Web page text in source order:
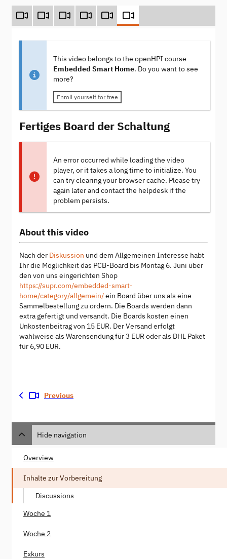
This video belongs to the openHPI course
Embedded Smart Home. Do you want to see
more?
Enroll yourself for free
Fertiges Board der Schaltung
An error occurred while loading the video
player, or it takes a long time to initialize. You
can try clearing your browser cache. Please try
again later and contact the helpdesk if the
problem persists.
About this video
Nach der Diskussion und dem Allgemeinen Interesse habt
Ihr die Möglichkeit das PCB-Board bis Montag 6. Juni über
den von uns eingerichten Shop
https://supr.com/embedded-smart-
home/category/allgemein/ein Board über uns als eine
Sammelbestellung zu ordern. Die Boards werden dann
extra gefertigt und versandt. Die Boards kosten einen
Unkostenbeitrag von 15 EUR. Der Versand erfolgt
wahlweise als Warensendung für 3 EUR oder als DHL Paket
für 6,90 EUR.
Previous
Hide navigation
Overview
Inhalte zur Vorbereitung
Discussions
Woche 1
Woche 2
Exkurs